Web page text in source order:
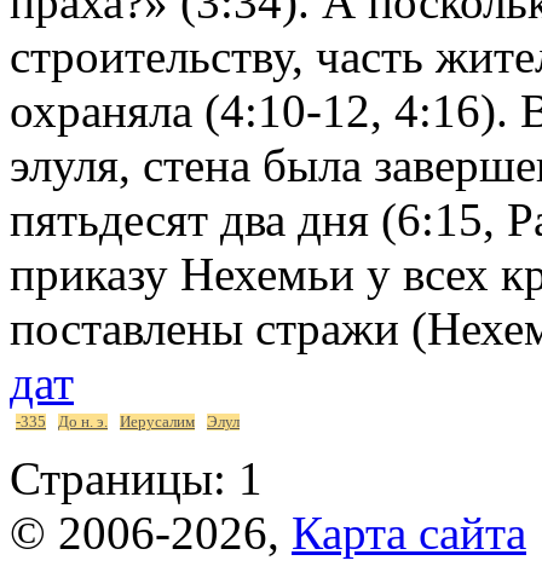
строительству, часть
охраняла (4:10-12, 4:16).
элуля, стена была
пятьдесят два дня (6:15,
приказу Нехемьи у всех
поставлены стражи
дат
-335 До н. э. Иерусалим Элул
Страницы: 1
© 2006-2026, Карта сайта